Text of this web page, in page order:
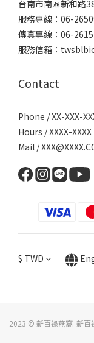
台南市南區新和路
服務專線：06-
傳真專線：06-
服務信箱：
Contact
Phone / XX-XXX-
Hours / XXXX-XXXX
Mail /
$ TWD
2023 © 新百祿燕窩 新百